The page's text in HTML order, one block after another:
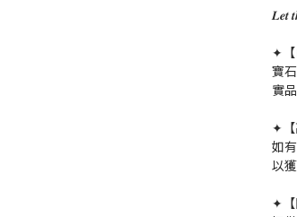
𝑳𝒆𝒕
✦【
寶
實
✦【
如
以
✦【